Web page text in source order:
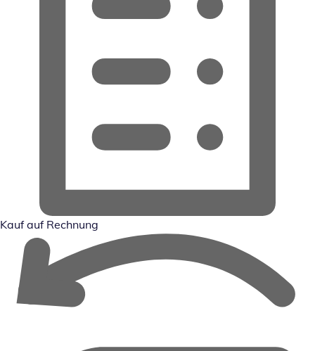
Kauf auf Rechnung